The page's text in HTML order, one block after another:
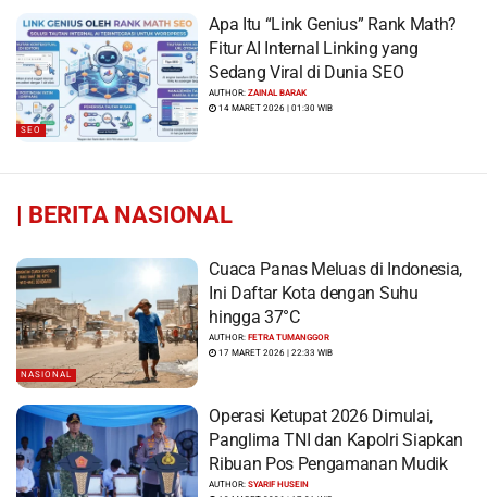
SEO
Apa Itu “Link Genius” Rank Math?
Fitur AI Internal Linking yang
Sedang Viral di Dunia SEO
AUTHOR:ZAINAL BARAK
14 MARET 2026 | 01:30 WIB
BERITA NASIONAL
NASIONAL
Cuaca Panas Meluas di Indonesia,
Ini Daftar Kota dengan Suhu
hingga 37°C
AUTHOR:FETRA TUMANGGOR
17 MARET 2026 | 22:33 WIB
Operasi Ketupat 2026 Dimulai,
Panglima TNI dan Kapolri Siapkan
Ribuan Pos Pengamanan Mudik
AUTHOR:SYARIF HUSEIN